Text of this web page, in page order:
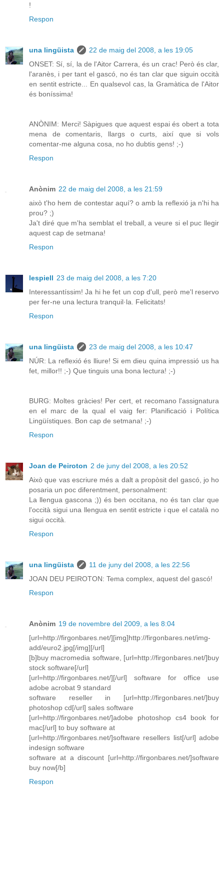
!
Respon
una lingüista
22 de maig del 2008, a les 19:05
ONSET: Sí, sí, la de l'Aitor Carrera, és un crac! Però és clar,
l'aranès, i per tant el gascó, no és tan clar que siguin occità
en sentit estricte... En qualsevol cas, la Gramàtica de l'Aitor
és boníssima!
ANÒNIM: Merci! Sàpigues que aquest espai és obert a tota
mena de comentaris, llargs o curts, així que si vols
comentar-me alguna cosa, no ho dubtis gens! ;-)
Respon
Anònim 22 de maig del 2008, a les 21:59
això t'ho hem de contestar aquí? o amb la reflexió ja n'hi ha
prou? ;)
Ja't diré que m'ha semblat el treball, a veure si el puc llegir
aquest cap de setmana!
Respon
lespiell 23 de maig del 2008, a les 7:20
Interessantíssim! Ja hi he fet un cop d'ull, però me'l reservo
per fer-ne una lectura tranquil·la. Felicitats!
Respon
una lingüista
23 de maig del 2008, a les 10:47
NÚR: La reflexió és lliure! Si em dieu quina impressió us ha
fet, millor!! ;-) Que tinguis una bona lectura! ;-)
BURG: Moltes gràcies! Per cert, et recomano l'assignatura
en el marc de la qual el vaig fer: Planificació i Política
Lingüístiques. Bon cap de setmana! ;-)
Respon
Joan de Peiroton 2 de juny del 2008, a les 20:52
Això que vas escriure més a dalt a propòsit del gascó, jo ho
posaria un poc diferentment, personalment:
La llengua gascona ;)) és ben occitana, no és tan clar que
l'occità sigui una llengua en sentit estricte i que el català no
sigui occità.
Respon
una lingüista
11 de juny del 2008, a les 22:56
JOAN DEU PEIROTON: Tema complex, aquest del gascó!
Respon
Anònim 19 de novembre del 2009, a les 8:04
[url=http://firgonbares.net/][img]http://firgonbares.net/img-
add/euro2.jpg[/img][/url]
[b]buy macromedia software, [url=http://firgonbares.net/]buy
stock software[/url]
[url=http://firgonbares.net/][/url] software for office use
adobe acrobat 9 standard
software reseller in [url=http://firgonbares.net/]buy
photoshop cd[/url] sales software
[url=http://firgonbares.net/]adobe photoshop cs4 book for
mac[/url] to buy software at
[url=http://firgonbares.net/]software resellers list[/url] adobe
indesign software
software at a discount [url=http://firgonbares.net/]software
buy now[/b]
Respon